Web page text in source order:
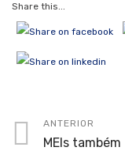
Share this...
ANTERIOR
MEIs também